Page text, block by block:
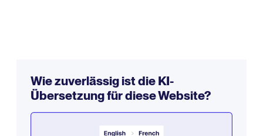
Wie zuverlässig ist die KI-
Übersetzung für diese Website?